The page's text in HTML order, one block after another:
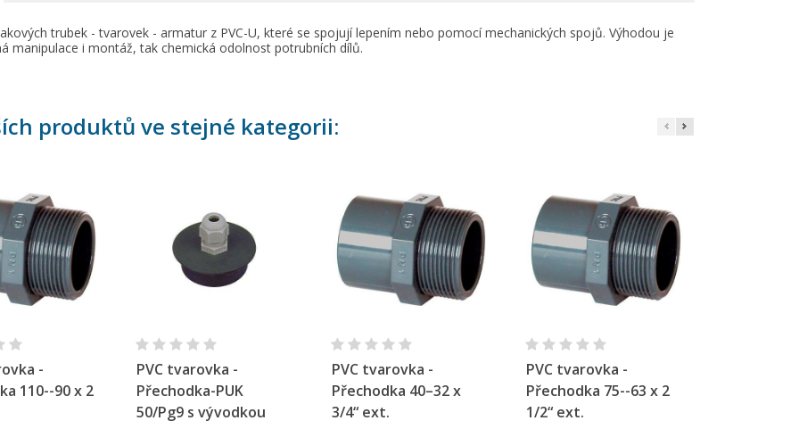
trubek - tvarovek - armatur z PVC-U, které se spojují lepením nebo pomocí mechanických spojů. Výhodou je
manipulace i montáž, tak chemická odolnost potrubních dílů.
produktů ve stejné kategorii:
náhled
-
110--90 x 2
Rychlý náhled
PVC tvarovka -
Přechodka-PUK
50/Pg9 s vývodkou
Rychlý náhled
PVC tvarovka -
Přechodka 40–32 x
3/4“ ext.
Rychlý náhled
PVC tvarovka -
Přechodka 75--63 x 2
1/2“ ext.
Create new list
seznam přání ×
se ×